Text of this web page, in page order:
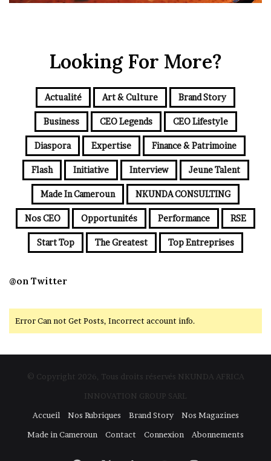
Looking For More?
Actualité Art & Culture Brand Story
Business CEO Legends CEO Lifestyle
Diaspora Expertise Finance & Patrimoine
Flash Initiative Interview Jeune Talent
Made In Cameroun NKUNDA CONSULTING
Nos CEO Opportunités Performance RSE
Start Top The Greatest Top Entreprises
@on Twitter
Error Can not Get Posts, Incorrect account info.
© Copyright 2026, Tous droits réservés NKUNDA AFRICA
INNOVATION GROUP SARL
Accueil
Nos Rubriques Brand Story
Nos Magazines
Made in Cameroun
Contact Connexion Abonnements